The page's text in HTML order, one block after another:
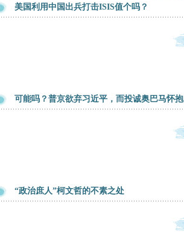
美国利用中国出兵打击ISIS值个吗？
可能吗？普京欲弃习近平，而投诚奥巴马怀抱
“政治庶人”柯文哲的不素之处